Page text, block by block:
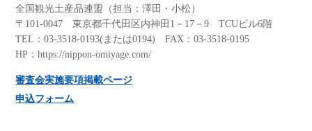
全国観光土産品連盟（担当：澤田・小松）
〒101-0047 東京都千代田区内神田1－17－9 TCUビル6階
TEL：03-3518-0193(または0194) FAX：03-3518-0195
HP：https://nippon-omiyage.com/
審査会実施要項掲載ページ
申込フォーム